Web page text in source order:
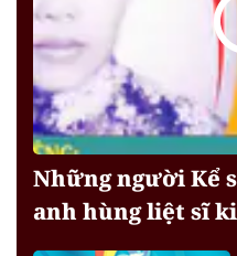
Những người Kể
anh hùng liệt sĩ